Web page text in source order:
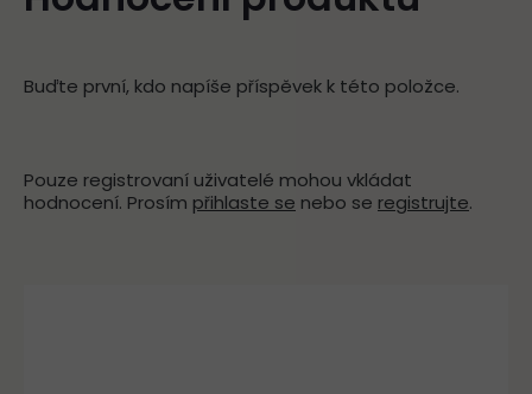
Buďte první, kdo napíše příspěvek k této položce.
Pouze registrovaní uživatelé mohou vkládat
hodnocení. Prosím přihlaste se nebo se registrujte.